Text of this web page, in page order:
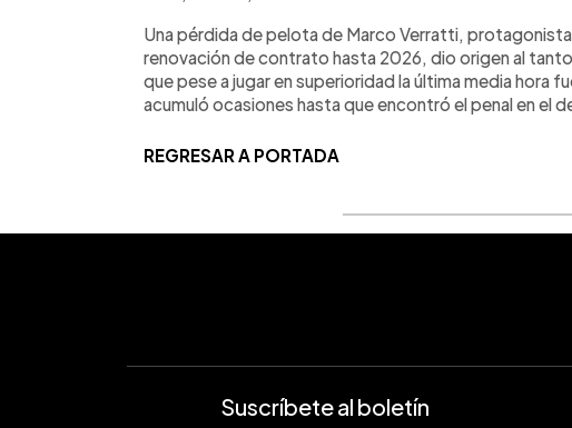
Una pérdida de pelota de Marco Verratti,
renovación de contrato hasta 2026, dio origen al
que pese a jugar en superioridad la última media hora
acumuló ocasiones hasta que encontró el penal en el
REGRESAR A PORTADA
Suscríbete al boletín